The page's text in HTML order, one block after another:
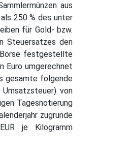
aus
250 % des unter
für Gold- bzw.
Steuersatzes den
Börse festgestellte
Euro umgerechnet
gesamte folgende
von
Tagesnotierung
zugrunde
je Kilogramm